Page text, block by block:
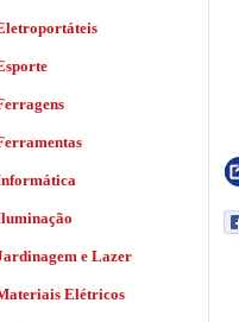
e Lazer
Elétricos